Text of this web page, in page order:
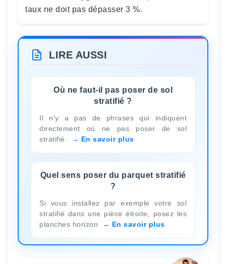
taux ne doit pas dépasser 3 %.
LIRE AUSSI
Où ne faut-il pas poser de sol
stratifié ?
Il n'y a pas de phrases qui indiquent
directement où ne pas poser de sol
stratifié.
En savoir plus
Quel sens poser du parquet stratifié
?
Si vous installez par exemple votre sol
stratifié dans une pièce étroite, posez les
planches horizon
En savoir plus